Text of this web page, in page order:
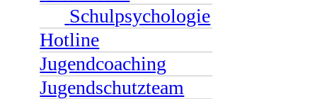
Schulpsychologie
Hotline
Jugendcoaching
Jugendschutzteam